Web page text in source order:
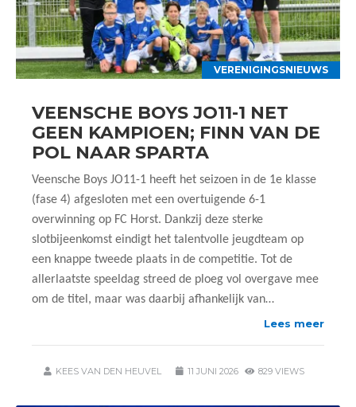
VERENIGINGSNIEUWS
VEENSCHE BOYS JO11-1 NET
GEEN KAMPIOEN; FINN VAN DE
POL NAAR SPARTA
Veensche Boys JO11-1 heeft het seizoen in de 1e klasse
(fase 4) afgesloten met een overtuigende 6-1
overwinning op FC Horst. Dankzij deze sterke
slotbijeenkomst eindigt het talentvolle jeugdteam op
een knappe tweede plaats in de competitie. Tot de
allerlaatste speeldag streed de ploeg vol overgave mee
om de titel, maar was daarbij afhankelijk van…
Lees meer
KEES VAN DEN HEUVEL 11 JUNI 2026 829 VIEWS